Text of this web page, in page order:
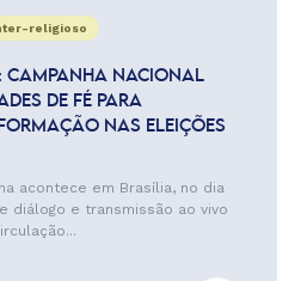
religioso
CAMPANHA NACIONAL
DE FÉ PARA
NAS ELEIÇÕES
acontece em Brasília, no dia
diálogo e transmissão ao vivo